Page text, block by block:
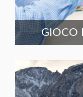
GIOCO